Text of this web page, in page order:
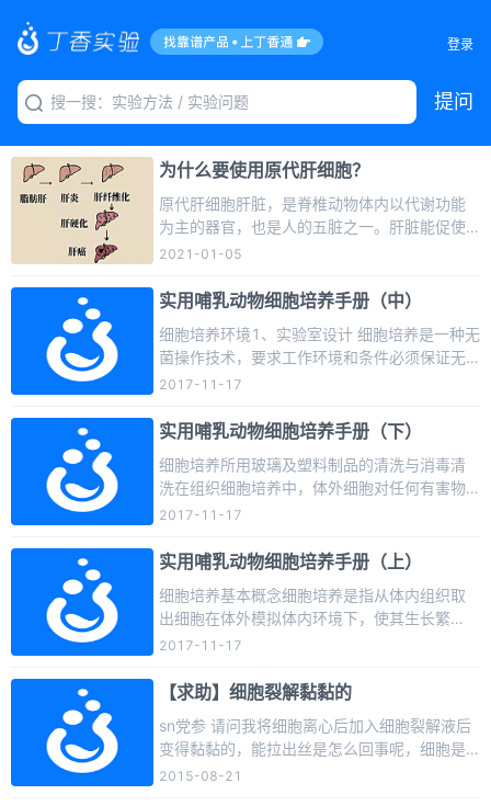
登录
提问
为什么要使用原代肝细胞？
原代肝细胞肝脏，是脊椎动物体内以代谢功能
为主的器官，也是人的五脏之一。肝脏能促使
一些有毒物质的改进，再排泄体外，从而起到
陈代谢的重要器官。但同时，肝脏也十分脆
成不可逆的损伤。因此无论在疾病研究、药物
研发，或是环境安全等的研究中，对肝脏进行
研究都至关重要。在这些研究中使用原代肝细
间短，保持了其在体内的 ...
2021-01-05
实用哺乳动物细胞培养手册（中）
细胞培养环境1、实验室设计 细胞培养是一种无
菌操作技术，要求工作环境和条件必须保证无
微生物污染和不受 其它有害因素的影响。细胞
素影响， 要求工作环境清洁、空气清新，干燥
操作区设在室内较少走动的内侧，常规操作和
封闭培养于一室，而洗刷消毒在另一 室。2、常
用设施及设备（1）超净工作台：也称净化工作
（2）无菌操作间：一般由更 ...
2017-11-17
实用哺乳动物细胞培养手册（下）
细胞培养所用玻璃及塑料制品的清洗与消毒清
洗在组织细胞培养中，体外细胞对任何有害物
质都非常敏感。微生物产品附带杂物，上次细
培养细胞的生长。因此对新使用玻璃器 皿和重
根据器皿的组成材料不同，选择不同 的清洗方
法。玻璃器皿的清洗组织细胞培养中，使用量
最大的是玻璃器皿，故工作最最大的是玻璃器
洗、浸酸和冲洗四 ...
2017-11-17
实用哺乳动物细胞培养手册（上）
细胞培养基本概念细胞培养是指从体内组织取
出细胞在体外模拟体内环境下，使其生长繁
殖，并维持其结 构和功能的一种培养技术。细
胞群。细胞培养目的与用途1、科学研究：药物
选：如化学合成药物药效研究、中药有效成分
筛选与鉴定等。(2) 疫苗研究与开发：如病毒性
疫苗的研究与开发（肝炎病毒疫苗、艾滋病疫
2017-11-17
【求助】细胞裂解黏黏的
sn党参 请问我将细胞离心后加入细胞裂解液后
变得黏黏的，能拉出丝是怎么回事呢，细胞是K
562/a.，裂解液是tris，SDS（0.4g),定容至10
2015-08-21